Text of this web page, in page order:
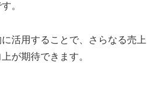
。
活用することで、さらなる売上
が期待できます。